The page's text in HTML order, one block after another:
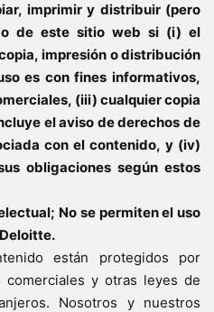
imprimir y distribuir (pero
de este sitio web si (i) el
impresión o distribución
es con fines informativos,
(iii) cualquier copia
el aviso de derechos de
con el contenido, y (iv)
obligaciones según estos
No se permiten el uso
están protegidos por
comerciales y otras leyes de
Nosotros y nuestros